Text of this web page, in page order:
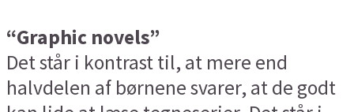
“Graphic novels”
Det står i kontrast til, at mere end
halvdelen af børnene svarer, at de godt